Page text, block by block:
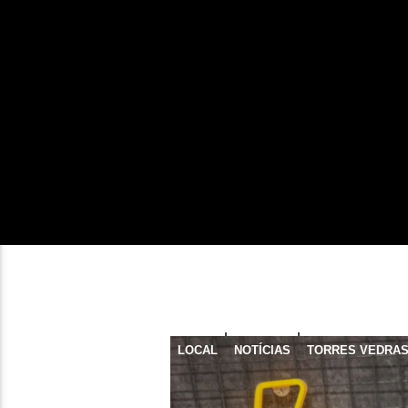
LOCAL NOTÍCIAS TORRES VEDRAS